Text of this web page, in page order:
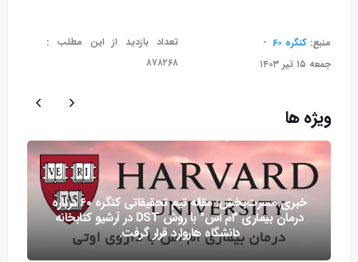
منبع: کنگره ۶۰
جمعه ۱۵ تير ۱۴۰۳
تعداد بازدید از این مطلب :
۸۷۸۲۶۸
ویژه ها
خبری مسرت‌بخش: مقاله تیم تحقیقاتی کنگره ۶۰ درباره
درمان بیماری "ام اس" با روش DST در آرشیو کتابخانه
دانشگاه هاروارد قرار گرفت.